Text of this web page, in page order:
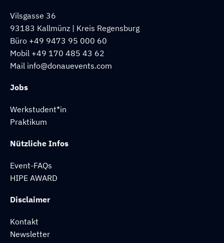
Vilsgasse 36
93183 Kallmünz | Kreis Regensburg
Büro +49 9473 95 000 60
Mobil +49 170 485 43 62
Mail info@donauevents.com
Jobs
Werkstudent*in
Praktikum
Nützliche Infos
Event-FAQs
HIPE AWARD
Disclaimer
Kontakt
Newsletter